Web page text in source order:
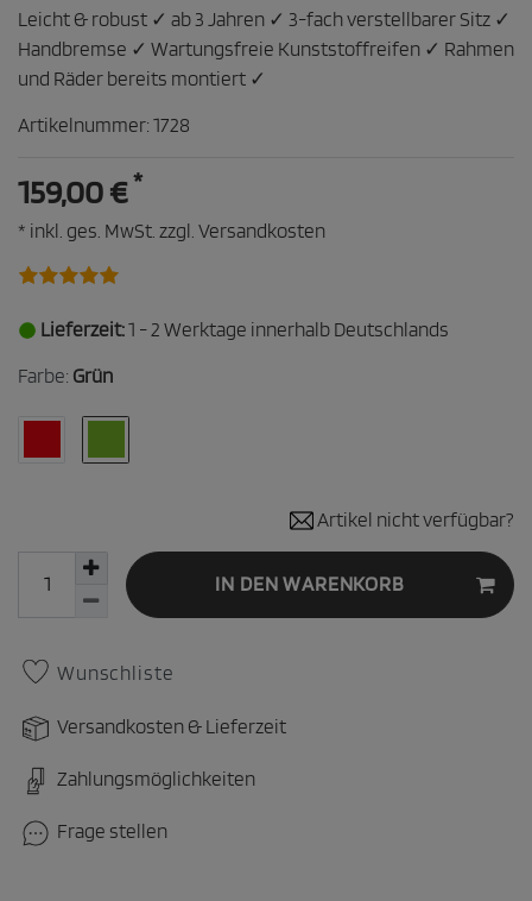
Leicht & robust ✓ ab 3 Jahren ✓ 3-fach verstellbarer Sitz ✓
Handbremse ✓ Wartungsfreie Kunststoffreifen ✓ Rahmen
und Räder bereits montiert ✓
Artikelnummer: 1728
159,00 €*
* inkl. ges. MwSt. zzgl. Versandkosten
Lieferzeit:1 - 2 Werktage innerhalb Deutschlands
Farbe: Grün
Artikel nicht verfügbar?
IN DEN WARENKORB
Wunschliste
Versandkosten & Lieferzeit
Zahlungsmöglichkeiten
Frage stellen